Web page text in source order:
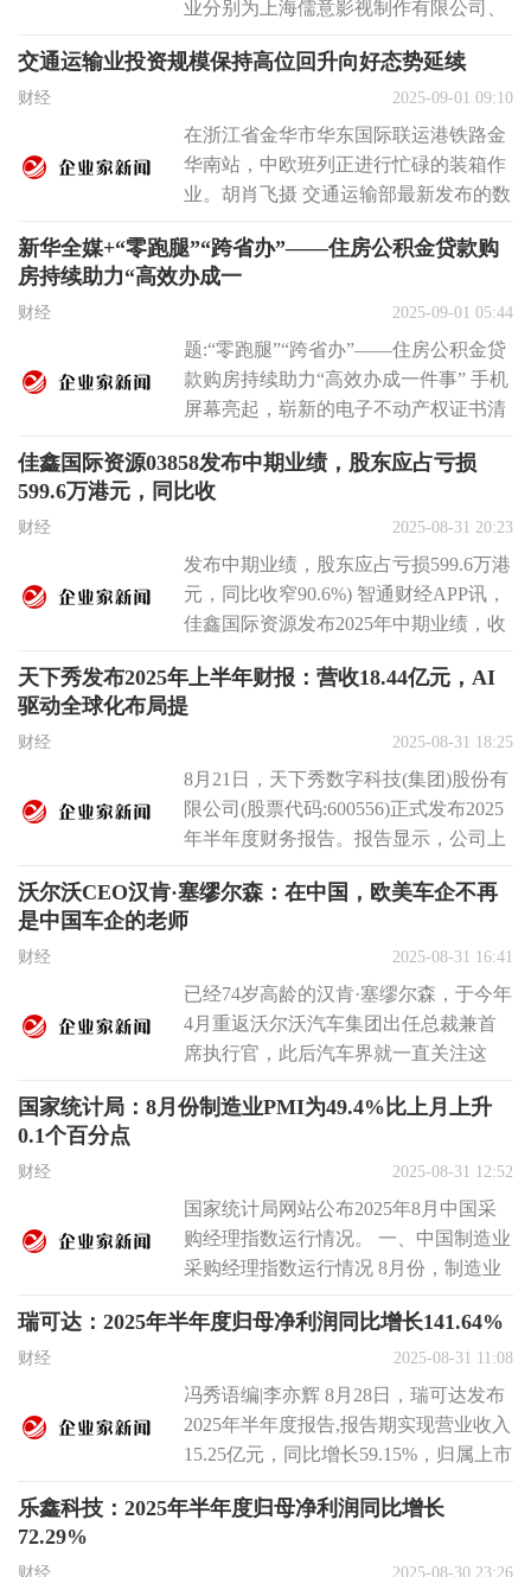
业分别为上海儒意影视制作有限公司、
数额...
交通运输业投资规模保持高位回升向好态势延续
财经 2025-09-01 09:10
在浙江省金华市华东国际联运港铁路金
华南站，中欧班列正进行忙碌的装箱作
业。胡肖飞摄 交通运输部最新发布的数
新华全媒+“零跑腿”“跨省办”——住房公积金贷款购
房持续助力“高效办成一
财经 2025-09-01 05:44
题:“零跑腿”“跨省办”——住房公积金贷
款购房持续助力“高效办成一件事” 手机
屏幕亮起，崭新的电子不动产权证书清
佳鑫国际资源03858发布中期业绩，股东应占亏损
599.6万港元，同比收
财经 2025-08-31 20:23
发布中期业绩，股东应占亏损599.6万港
元，同比收窄90.6%) 智通财经APP讯，
佳鑫国际资源发布2025年中期业绩，收
天下秀发布2025年上半年财报：营收18.44亿元，AI
驱动全球化布局提
财经 2025-08-31 18:25
8月21日，天下秀数字科技(集团)股份有
限公司(股票代码:600556)正式发布2025
年半年度财务报告。报告显示，公司上
沃尔沃CEO汉肯·塞缪尔森：在中国，欧美车企不再
是中国车企的老师
财经 2025-08-31 16:41
已经74岁高龄的汉肯·塞缪尔森，于今年
4月重返沃尔沃汽车集团出任总裁兼首
席执行官，此后汽车界就一直关注这
气...
国家统计局：8月份制造业PMI为49.4%比上月上升
0.1个百分点
财经 2025-08-31 12:52
国家统计局网站公布2025年8月中国采
购经理指数运行情况。 一、中国制造业
采购经理指数运行情况 8月份，制造业
瑞可达：2025年半年度归母净利润同比增长141.64%
财经 2025-08-31 11:08
冯秀语编|李亦辉 8月28日，瑞可达发布
2025年半年度报告,报告期实现营业收入
15.25亿元，同比增长59.15%，归属上市
乐鑫科技：2025年半年度归母净利润同比增长
72.29%
财经 2025-08-30 23:26